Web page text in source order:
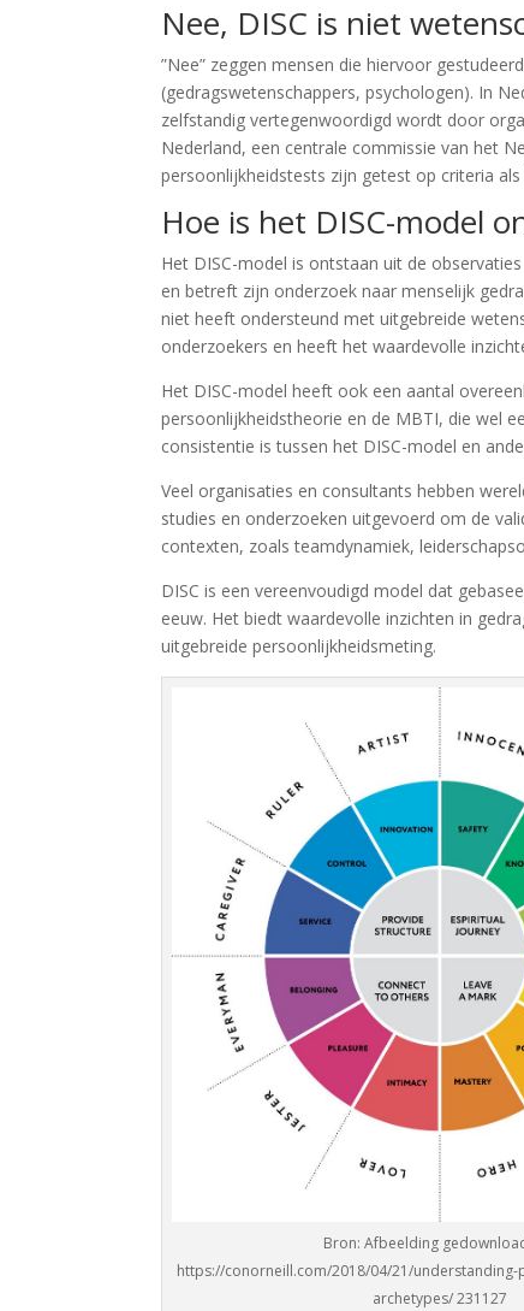
Nee, DISC is niet
”Nee” zeggen mensen die hiervoor
(gedragswetenschappers, psychologen). In
zelfstandig vertegenwoordigd wordt door
Nederland, een centrale commissie van het
persoonlijkheidstests zijn getest op criteria
Hoe is het DISC-model
Het DISC-model is ontstaan uit de
en betreft zijn onderzoek naar menselijk
niet heeft ondersteund met uitgebreide
onderzoekers en heeft het waardevolle
Het DISC-model heeft ook een aantal
persoonlijkheidstheorie en de MBTI, die wel
consistentie is tussen het DISC-model en
Veel organisaties en consultants hebben
studies en onderzoeken uitgevoerd om de
contexten, zoals teamdynamiek,
DISC is een vereenvoudigd model dat
eeuw. Het biedt waardevolle inzichten in
uitgebreide persoonlijkheidsmeting.
Bron: Afbeelding
https://conorneill.com/2018/04/21/understanding-
archetypes/ 231127